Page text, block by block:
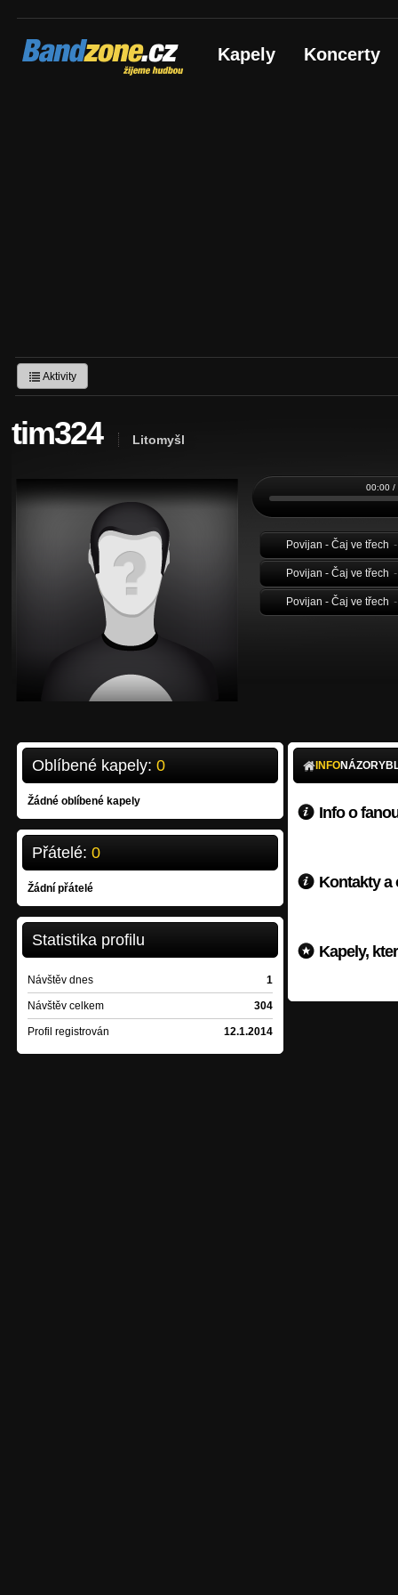
Bandzone.cz
žijeme hudbou Kapely Koncerty
Aktivity
tim324 Litomyšl
00:00 /
Povijan - Čaj ve třech
Povijan - Čaj ve třech
Povijan - Čaj ve třech
Oblíbené kapely: 0
Žádné oblíbené kapely
Přátelé: 0
Žádní přátelé
Statistika profilu
Návštěv dnes 1
Návštěv celkem 304
Profil registrován 12.1.2014
INFONÁZORY
Info o
Kontakty a
Kapely,